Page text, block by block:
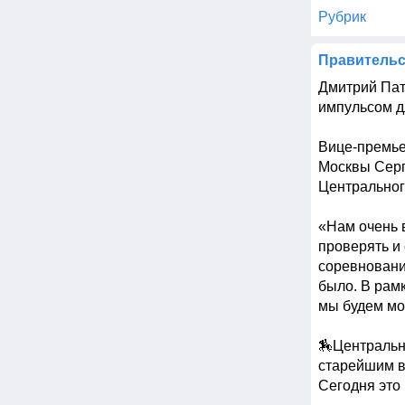
Рубрик
Дмитрий
импульсом
Вице-
Москвы
«Нам очень
проверять
было. В
мы будем
старейшим
Сегодня это